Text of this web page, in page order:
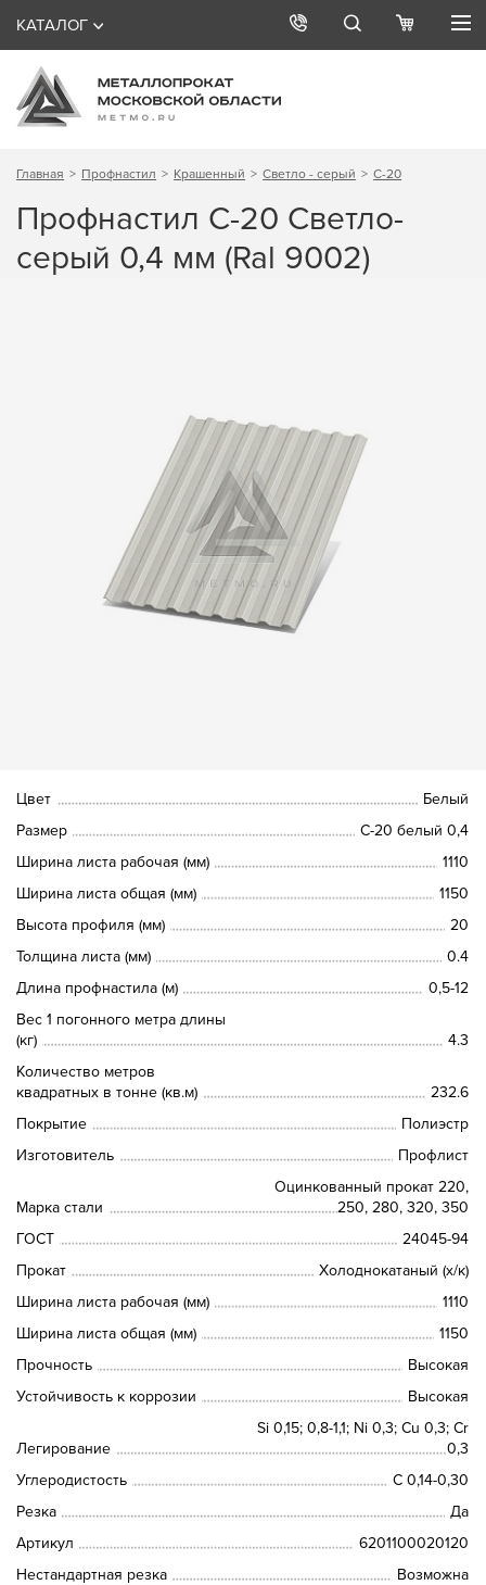
КАТАЛОГ
Главная Профнастил Крашенный Светло - серый С-20
Профнастил С-20 Светло-
серый 0,4 мм (Ral 9002)
Цвет
Белый
Размер
С-20 белый 0,4
Ширина листа рабочая (мм)
1110
Ширина листа общая (мм)
1150
Высота профиля (мм)
20
Толщина листа (мм)
0.4
Длина профнастила (м)
0,5-12
Вес 1 погонного метра длины
(кг)
4.3
Количество метров
квадратных в тонне (кв.м)
232.6
Покрытие
Полиэстр
Изготовитель
Профлист
Марка стали
Оцинкованный прокат 220,
250, 280, 320, 350
ГОСТ
24045-94
Прокат
Холоднокатаный (х/к)
Ширина листа рабочая (мм)
1110
Ширина листа общая (мм)
1150
Прочность
Высокая
Устойчивость к коррозии
Высокая
Легирование
Si 0,15; 0,8-1,1; Ni 0,3; Сu 0,3; Cr
0,3
Углеродистость
C 0,14-0,30
Резка
Да
Артикул
6201100020120
Нестандартная резка
Возможна